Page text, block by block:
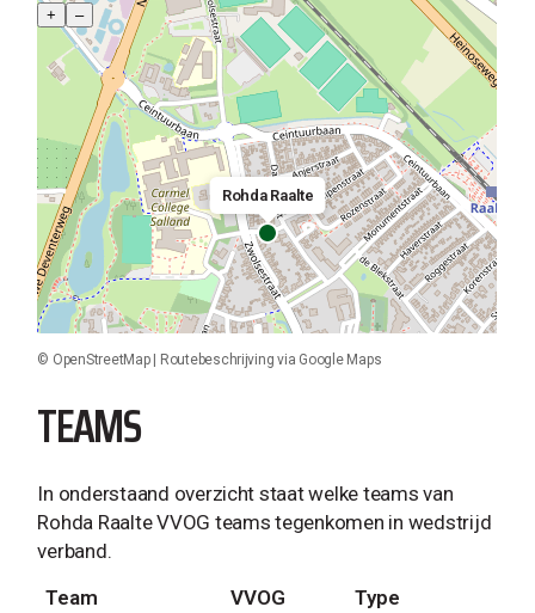
Rohda Raalte
+ –
© OpenStreetMap| Routebeschrijving via Google Maps
TEAMS
In onderstaand overzicht staat welke teams van
Rohda Raalte VVOG teams tegenkomen in wedstrijd
verband.
Team
VVOG
Type